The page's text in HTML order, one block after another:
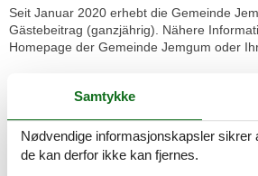
Seit Januar 2020 erhebt die Gemeinde
Gästebeitrag (ganzjährig). Nähere
Homepage der Gemeinde Jemgum oder
Landhausstil. Das Apartment verfügt über
Der Wohnraum besteht aus einer komplett
Küchenzeile mit Essecke und Flachbild-TV
ist abgetrennt mit Doppelbett. Das separate
ebenerdige Dusche und ein WC. Das
Samtykke
Nødvendige informasjonskapsler sikrer
de kan derfor ikke kan fjernes.